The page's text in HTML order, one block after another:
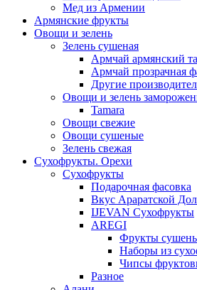
Мед из Армении
Армянские фрукты
Овощи и зелень
Зелень сушеная
Армчай армянский
Армчай прозрачная
Другие
Овощи и зелень
Tamara
Овощи свежие
Овощи сушеные
Зелень свежая
Сухофрукты. Орехи
Сухофрукты
Подарочная фасовка
Вкус Араратской
IJEVAN Сухофрукты
AREGI
Фрукты
Наборы из
Чипсы
Разное